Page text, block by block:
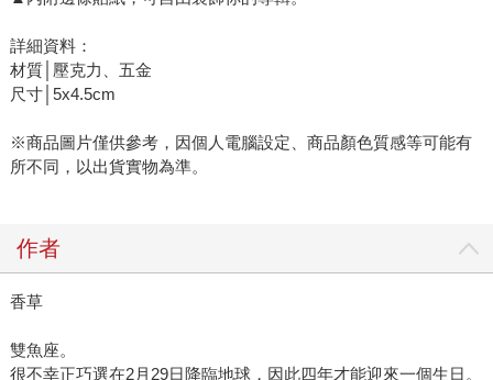
詳細資料：
材質│壓克力、五金
尺寸│5x4.5cm
※商品圖片僅供參考，因個人電腦設定、商品顏色質感等可能有
所不同，以出貨實物為準。
作者
香草
雙魚座。
很不幸正巧選在2月29日降臨地球，因此四年才能迎來一個生日。